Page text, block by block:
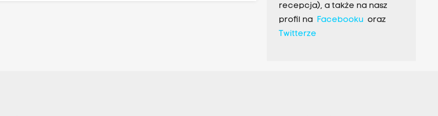
recepcja), a także na nasz
profil na Facebookuoraz
Twitterze